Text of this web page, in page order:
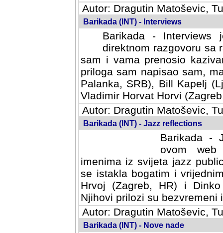
Autor: Dragutin Matoševic,
Barikada (INT) - Interviews
Barikada -
direktnom razgovoru sa
sam i vama prenosio
priloga sam napisao sam,
Palanka, SRB), Bill Kapelj
Vladimir Horvat Horvi
Autor: Dragutin Matoševic,
Barikada (INT) - Jazz reflections
Barikada -
ovom web
imenima iz svijeta jazz
se istakla bogatim i
Hrvoj (Zagreb, HR) i
Njihovi prilozi su bezvremeni
Autor: Dragutin Matoševic,
Barikada (INT) - Nove nade